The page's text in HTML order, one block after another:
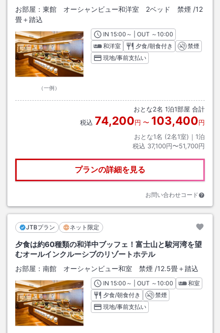
お部屋： 東館 オーシャンビュー和洋室 2ベッド 禁煙 /12
畳＋踏込
（一例）
INチェックイン
15:00 ～ | OUT チェックアウト
～10:00
和洋室
夕食/朝食付き
禁煙
現地/事前支払い
おとな2名 1泊1部屋 合計
税込 74,200円 〜 103,400円
おとな1名 (2名1室)｜ 1泊
税込 37,100円〜51,700円
プランの詳細を見る
お問い合わせコード
JTBプラン ネット限定
夕食は約60種類の和洋中ブッフェ！富士山と駿河湾を望
むオールインクルーシブのリゾートホテル
お部屋： 南館 オーシャンビュー和室 禁煙 /12.5畳＋踏込
INチェックイン
15:00 ～ | OUT チェックアウト
～10:00
和室
夕食/朝食付き
禁煙
現地/事前支払い